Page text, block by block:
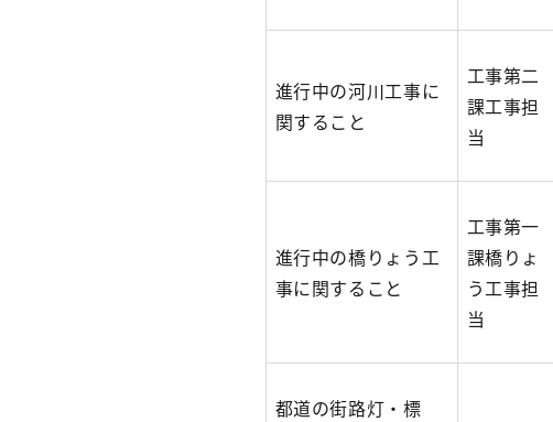
進行中の河川工事に
関すること
工事第二
課工事担
当
進行中の橋りょう工
事に関すること
工事第一
課橋りょ
う工事担
当
都道の街路灯・標